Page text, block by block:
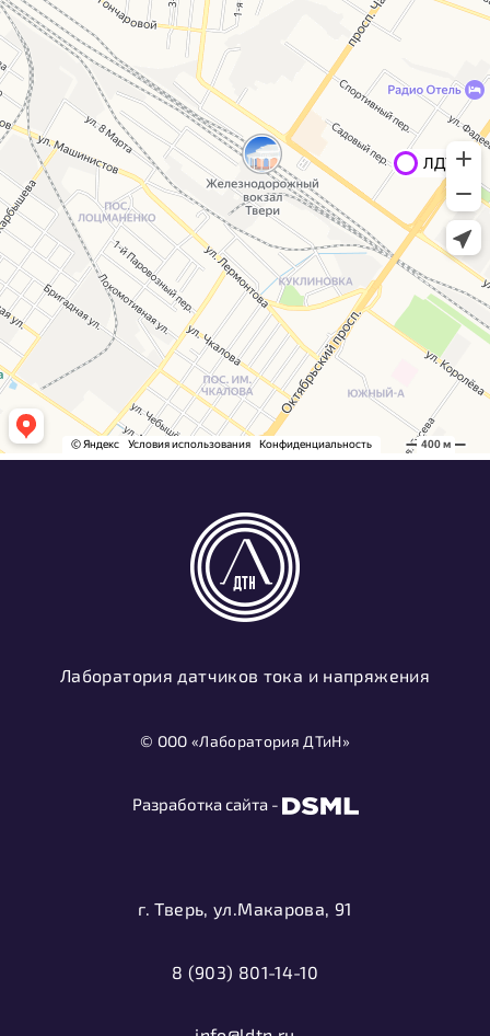
Лаборатория датчиков тока и напряжения
© ООО «Лаборатория ДТиН»
Разработка сайта -
г. Тверь, ул.Макарова, 91
8 (903) 801-14-10